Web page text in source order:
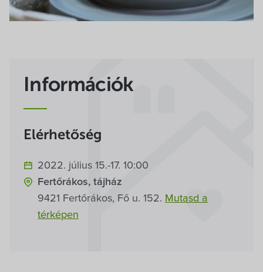
Villa Igku Kft.
Közérdekű adatok
Pályázatok
Dokumentumok
Információk
Elérhetőség
2022. július 15.-17. 10:00
Fertőrákos, tájház
9421 Fertőrákos, Fő u. 152. Mutasd a
térképen